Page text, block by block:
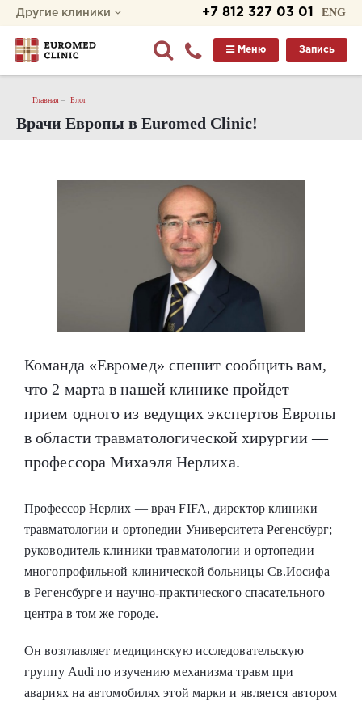
ENG
+7 812 327 03 01
Другие клиники
Запись
Меню
Главная Блог
Врачи Европы в Euromed Clinic!
Команда «Евромед» спешит сообщить вам,
что 2 марта в нашей клинике пройдет
прием одного из ведущих экспертов Европы
в области травматологической хирургии —
профессора Михаэля Нерлиха.
Профессор Нерлих — врач FIFA, директор клиники
травматологии и ортопедии Университета Регенсбург;
руководитель клиники травматологии и ортопедии
многопрофильной клинической больницы Св.Иосифа
в Регенсбурге и научно-практического спасательного
центра в том же городе.
Он возглавляет медицинскую исследовательскую
группу Audi по изучению механизма травм при
авариях на автомобилях этой марки и является автором